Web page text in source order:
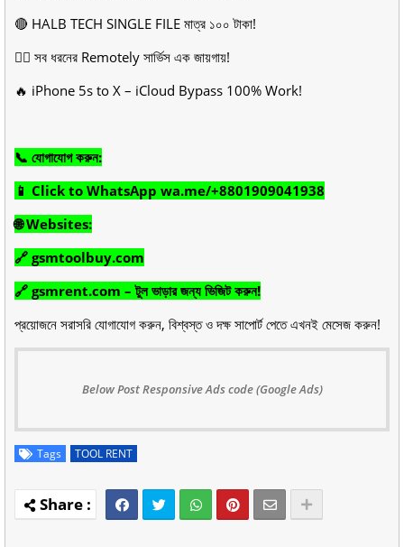
🔴 HALB TECH SINGLE FILE মাত্র ১০০ টাকা!
❤️‍🔥 সব ধরনের Remotely সার্ভিস এক জায়গায়!
🔥 iPhone 5s to X – iCloud Bypass 100% Work!
📞 যোগাযোগ করুন:
📱 Click to WhatsApp wa.me/+8801909041938
🌐 Websites:
🔗 gsmtoolbuy.com
🔗 gsmrent.com – টুল ভাড়ার জন্য ভিজিট করুন!
প্রয়োজনে সরাসরি যোগাযোগ করুন, বিশ্বস্ত ও দক্ষ সাপোর্ট পেতে এখনই মেসেজ করুন!
Below Post Responsive Ads code (Google Ads)
Tags TOOL RENT